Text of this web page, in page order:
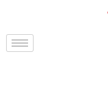
Aller
au